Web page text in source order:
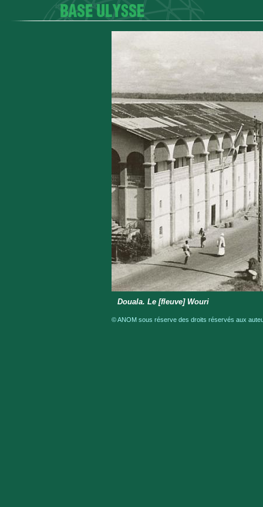
Douala. Le [fleuve] Wouri
© ANOM sous réserve des droits réservés aux